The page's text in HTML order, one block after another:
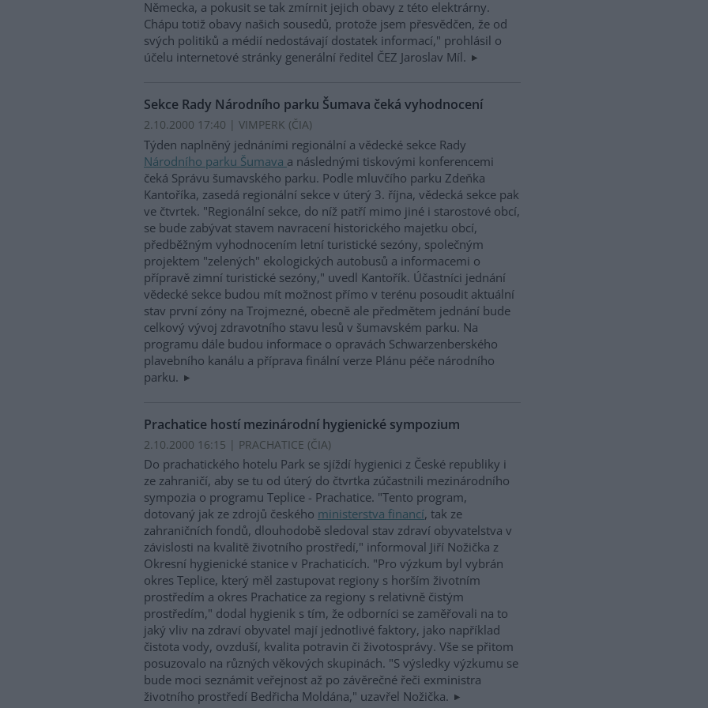
Německa, a pokusit se tak zmírnit jejich obavy z této elektrárny.
Chápu totiž obavy našich sousedů, protože jsem přesvědčen, že od
svých politiků a médií nedostávají dostatek informací," prohlásil o
účelu internetové stránky generální ředitel ČEZ Jaroslav Míl.
Sekce Rady Národního parku Šumava čeká vyhodnocení
2.10.2000 17:40 | VIMPERK (ČIA)
Týden naplněný jednáními regionální a vědecké sekce Rady
Národního parku Šumava a následnými tiskovými konferencemi
čeká Správu šumavského parku. Podle mluvčího parku Zdeňka
Kantoříka, zasedá regionální sekce v úterý 3. října, vědecká sekce pak
ve čtvrtek. "Regionální sekce, do níž patří mimo jiné i starostové obcí,
se bude zabývat stavem navracení historického majetku obcí,
předběžným vyhodnocením letní turistické sezóny, společným
projektem "zelených" ekologických autobusů a informacemi o
přípravě zimní turistické sezóny," uvedl Kantořík. Účastníci jednání
vědecké sekce budou mít možnost přímo v terénu posoudit aktuální
stav první zóny na Trojmezné, obecně ale předmětem jednání bude
celkový vývoj zdravotního stavu lesů v šumavském parku. Na
programu dále budou informace o opravách Schwarzenberského
plavebního kanálu a příprava finální verze Plánu péče národního
parku.
Prachatice hostí mezinárodní hygienické sympozium
2.10.2000 16:15 | PRACHATICE (ČIA)
Do prachatického hotelu Park se sjíždí hygienici z České republiky i
ze zahraničí, aby se tu od úterý do čtvrtka zúčastnili mezinárodního
sympozia o programu Teplice - Prachatice. "Tento program,
dotovaný jak ze zdrojů českého ministerstva financí, tak ze
zahraničních fondů, dlouhodobě sledoval stav zdraví obyvatelstva v
závislosti na kvalitě životního prostředí," informoval Jiří Nožička z
Okresní hygienické stanice v Prachaticích. "Pro výzkum byl vybrán
okres Teplice, který měl zastupovat regiony s horším životním
prostředím a okres Prachatice za regiony s relativně čistým
prostředím," dodal hygienik s tím, že odborníci se zaměřovali na to
jaký vliv na zdraví obyvatel mají jednotlivé faktory, jako například
čistota vody, ovzduší, kvalita potravin či životosprávy. Vše se přitom
posuzovalo na různých věkových skupinách. "S výsledky výzkumu se
bude moci seznámit veřejnost až po závěrečné řeči exministra
životního prostředí Bedřicha Moldána," uzavřel Nožička.